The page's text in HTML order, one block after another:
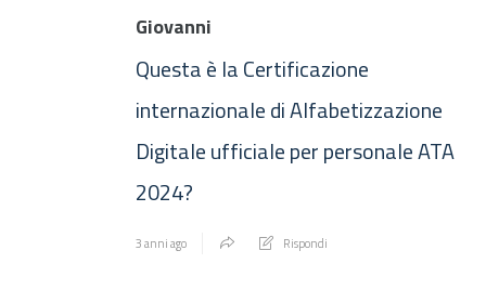
Giovanni
Questa è la Certificazione
internazionale di Alfabetizzazione
Digitale ufficiale per personale ATA
2024?
3 anni ago Rispondi